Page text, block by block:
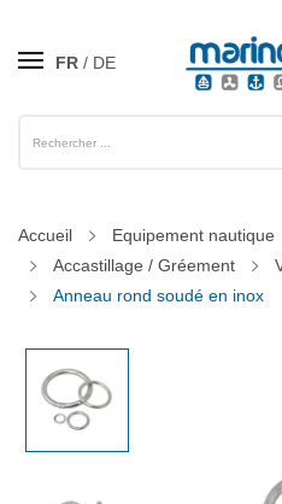
FR DE
Accueil Equipement nautique
Accastillage / Gréement
Anneau rond soudé en inox